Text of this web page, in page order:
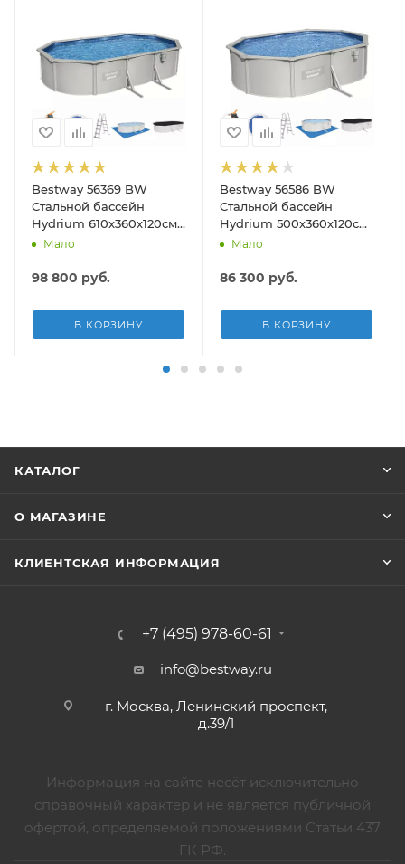
Bestway 56369 BW
Стальной бассейн
Hydrium 610х360х120см,
19929л, песч.фил.-нас
подст.
Мало
98 800 руб.
В КОРЗИНУ
Bestway 56586 BW
Стальной бассейн
Hydrium 500х360х120см,
16296л, песч.фил.-нас
подст, попл.-доз
Мало
86 300 руб.
В КОРЗИНУ
КАТАЛОГ
О МАГАЗИНЕ
КЛИЕНТСКАЯ ИНФОРМАЦИЯ
+7 (495) 978-60-61
info@bestway.ru
г. Москва, Ленинский проспект,
д.39/1
Информация на сайте несёт исключительно
справочный характер и не является публичной
офертой, определяемой положениями Статьи 437
ГК РФ.